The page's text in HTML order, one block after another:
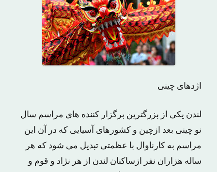
اژدهای چینی
لندن یکی از بزرگترین برگزار کننده های مراسم سال
نو چینی بعد ازچین و کشورهای آسیایی که در آن این
مراسم به کارناوال با عظمتی تبدیل می شود که هر
ساله هزاران نفر ازساکنان لندن از هر نژاد و قوم و